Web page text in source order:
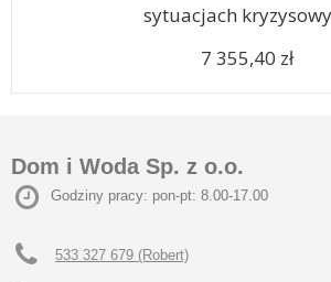
sytuacjach
7 355,40 zł
Dom i Woda Sp. z o.o.
Godziny pracy: pon-pt: 8.00-17.00
533 327 679 (Robert)